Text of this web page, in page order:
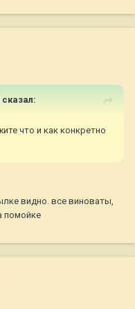
сказал:
что и как конкретно
видно. все виноваты,
помойке